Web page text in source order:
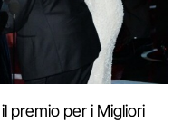
premio per i Migliori